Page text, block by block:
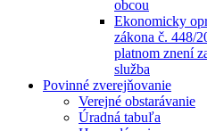
obcou
Ekonomicky
zákona č. 448/
platnom znení
služba
Povinné zverejňovanie
Verejné obstarávanie
Úradná tabuľa